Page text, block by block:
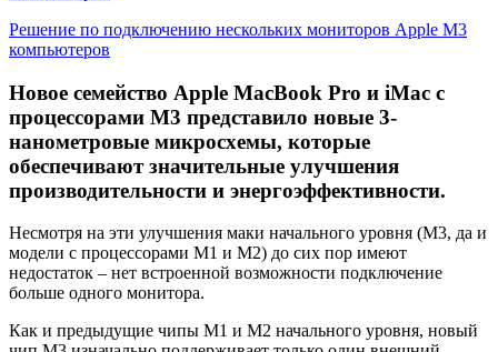
Решение по подключению нескольких мониторов Apple M3
компьютеров
Новое семейство Apple MacBook Pro и iMac с
процессорами M3 представило новые 3-
нанометровые микросхемы, которые
обеспечивают значительные улучшения
производительности и энергоэффективности.
Несмотря на эти улучшения маки начального уровня (M3, да и
модели с процессорами M1 и M2) до сих пор имеют
недостаток – нет встроенной возможности подключение
больше одного монитора.
Как и предыдущие чипы M1 и M2 начального уровня, новый